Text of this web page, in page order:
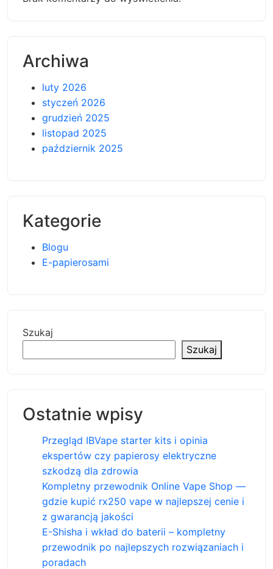
Archiwa
luty 2026
styczeń 2026
grudzień 2025
listopad 2025
październik 2025
Kategorie
Blogu
E-papierosami
Szukaj
Szukaj
Ostatnie wpisy
Przegląd IBVape starter kits i opinia
ekspertów czy papierosy elektryczne
szkodzą dla zdrowia
Kompletny przewodnik Online Vape Shop —
gdzie kupić rx250 vape w najlepszej cenie i
z gwarancją jakości
E-Shisha i wkład do baterii – kompletny
przewodnik po najlepszych rozwiązaniach i
poradach